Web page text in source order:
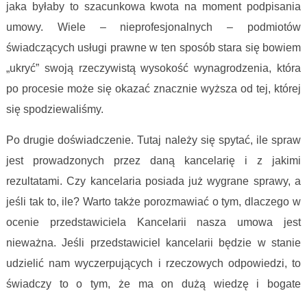
jaka byłaby to szacunkowa kwota na moment podpisania
umowy. Wiele – nieprofesjonalnych – podmiotów
świadczących usługi prawne w ten sposób stara się bowiem
„ukryć” swoją rzeczywistą wysokość wynagrodzenia, która
po procesie może się okazać znacznie wyższa od tej, której
się spodziewaliśmy.
Po drugie doświadczenie. Tutaj należy się spytać, ile spraw
jest prowadzonych przez daną kancelarię i z jakimi
rezultatami. Czy kancelaria posiada już wygrane sprawy, a
jeśli tak to, ile? Warto także porozmawiać o tym, dlaczego w
ocenie przedstawiciela Kancelarii nasza umowa jest
nieważna. Jeśli przedstawiciel kancelarii będzie w stanie
udzielić nam wyczerpujących i rzeczowych odpowiedzi, to
świadczy to o tym, że ma on dużą wiedzę i bogate